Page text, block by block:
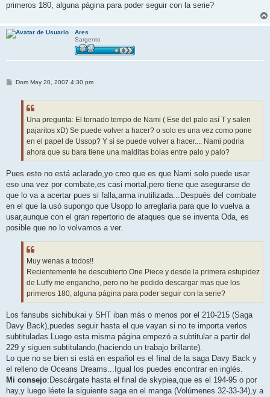
primeros 180, alguna página para poder seguir con la serie?
Ares
Sargento
MDom May 20, 2007 4:30 pm
Una pregunta: El tornado tempo de Nami ( Ese del palo así T y salen
pajaritos xD) Se puede volver a hacer? o solo es una vez como pone
en el papel de Ussop? Y si se puede volver a hacer.... Nami podria
ahora que su bara tiene una malditas bolas entre palo y palo?
Pues esto no está aclarado,yo creo que es que Nami solo puede usar
eso una vez por combate,es casi mortal,pero tiene que asegurarse de
que lo va a acertar pues si falla,arma inutilizada...Después del combate
en el que la usó supongo que Usopp lo arreglaría para que lo vuelva a
usar,aunque con el gran repertorio de ataques que se inventa Oda, es
posible que no lo volvamos a ver.
Muy wenas a todos!!
Recientemente he descubierto One Piece y desde la primera estupidez
de Luffy me engancho, pero no he podido descargar mas que los
primeros 180, alguna página para poder seguir con la serie?
Los fansubs sichibukai y SHT iban más o menos por el 210-215 (Saga
Davy Back),puedes seguir hasta el que vayan si no te importa verlos
subtituladas.Luego esta misma página empezó a subtitular a partir del
229 y siguen subtitulando,(haciendo un trabajo brillante).
Lo que no se bien si está en español es el final de la saga Davy Back y
el relleno de Oceans Dreams...Igual los puedes encontrar en inglés.
Mi consejo:Descárgate hasta el final de skypiea,que es el 194-95 o por
hay,y luego léete la siguiente saga en el manga (Volúmenes 32-33-34),y a